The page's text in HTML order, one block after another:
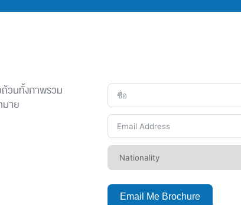
ถ้วนทั้งภาพรวม
าย
Email Me Brochure